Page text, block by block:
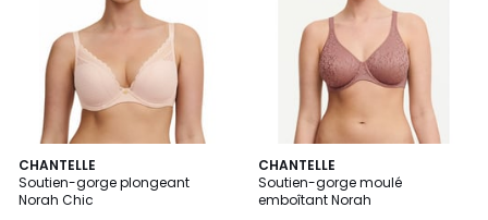
CHANTELLE
Soutien-gorge plongeant
Norah Chic
4,4
/ 5
CHANTELLE
Soutien-gorge moulé
emboîtant Norah
4,4
/ 5
2
Couleurs